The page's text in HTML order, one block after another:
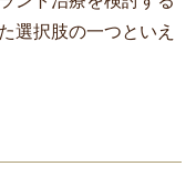
選択肢の一つといえ